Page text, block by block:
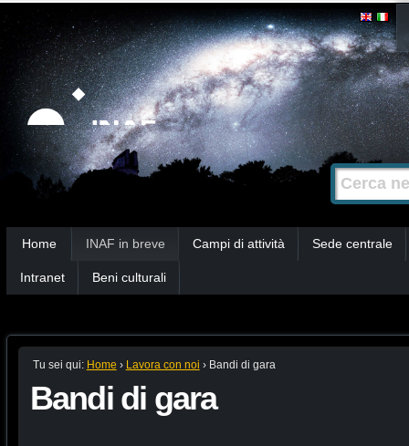
Strumenti
personali
Salta
contenuti.
|
Salta
alla
navigazione
Cerca nel
Ricerca
avanzata…
Home INAF in breve Campi di attività Sede centrale
Intranet Beni culturali
Tu sei qui: Home › Lavora con noi › Bandi di gara
Bandi di gara